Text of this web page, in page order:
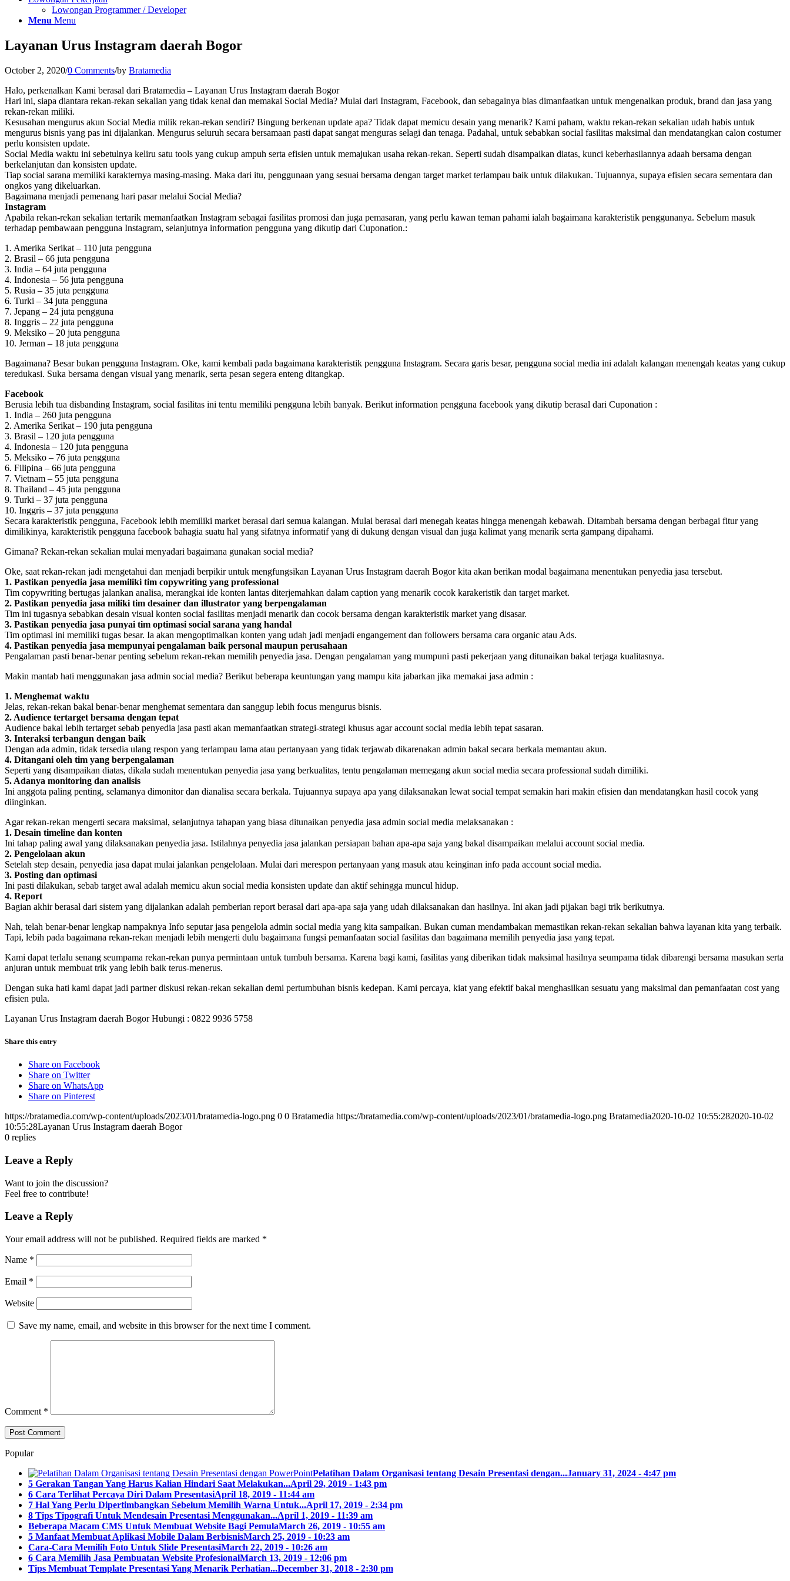
Lowongan Programmer / Developer
Menu Menu
Layanan Urus Instagram daerah Bogor
October 2, 2020/0 Comments/by Bratamedia
Halo, perkenalkan Kami berasal dari Bratamedia – Layanan Urus Instagram daerah Bogor
Hari ini, siapa diantara rekan-rekan sekalian yang tidak kenal dan memakai Social Media? Mulai dari Instagram, Facebook, dan sebagainya bias dimanfaatkan untuk mengenalkan produk, brand dan jasa yang
rekan-rekan miliki.
Kesusahan mengurus akun Social Media milik rekan-rekan sendiri? Bingung berkenan update apa? Tidak dapat memicu desain yang menarik? Kami paham, waktu rekan-rekan sekalian udah habis untuk
mengurus bisnis yang pas ini dijalankan. Mengurus seluruh secara bersamaan pasti dapat sangat menguras selagi dan tenaga. Padahal, untuk sebabkan social fasilitas maksimal dan mendatangkan calon costumer
perlu konsisten update.
Social Media waktu ini sebetulnya keliru satu tools yang cukup ampuh serta efisien untuk memajukan usaha rekan-rekan. Seperti sudah disampaikan diatas, kunci keberhasilannya adaah bersama dengan
berkelanjutan dan konsisten update.
Tiap social sarana memiliki karakternya masing-masing. Maka dari itu, penggunaan yang sesuai bersama dengan target market terlampau baik untuk dilakukan. Tujuannya, supaya efisien secara sementara dan
ongkos yang dikeluarkan.
Bagaimana menjadi pemenang hari pasar melalui Social Media?
Instagram
Apabila rekan-rekan sekalian tertarik memanfaatkan Instagram sebagai fasilitas promosi dan juga pemasaran, yang perlu kawan teman pahami ialah bagaimana karakteristik penggunanya. Sebelum masuk
terhadap pembawaan pengguna Instagram, selanjutnya information pengguna yang dikutip dari Cuponation.:
1. Amerika Serikat – 110 juta pengguna
2. Brasil – 66 juta pengguna
3. India – 64 juta pengguna
4. Indonesia – 56 juta pengguna
5. Rusia – 35 juta pengguna
6. Turki – 34 juta pengguna
7. Jepang – 24 juta pengguna
8. Inggris – 22 juta pengguna
9. Meksiko – 20 juta pengguna
10. Jerman – 18 juta pengguna
Bagaimana? Besar bukan pengguna Instagram. Oke, kami kembali pada bagaimana karakteristik pengguna Instagram. Secara garis besar, pengguna social media ini adalah kalangan menengah keatas yang cukup
teredukasi. Suka bersama dengan visual yang menarik, serta pesan segera enteng ditangkap.
Facebook
Berusia lebih tua disbanding Instagram, social fasilitas ini tentu memiliki pengguna lebih banyak. Berikut information pengguna facebook yang dikutip berasal dari Cuponation :
1. India – 260 juta pengguna
2. Amerika Serikat – 190 juta pengguna
3. Brasil – 120 juta pengguna
4. Indonesia – 120 juta pengguna
5. Meksiko – 76 juta pengguna
6. Filipina – 66 juta pengguna
7. Vietnam – 55 juta pengguna
8. Thailand – 45 juta pengguna
9. Turki – 37 juta pengguna
10. Inggris – 37 juta pengguna
Secara karakteristik pengguna, Facebook lebih memiliki market berasal dari semua kalangan. Mulai berasal dari menegah keatas hingga menengah kebawah. Ditambah bersama dengan berbagai fitur yang
dimilikinya, karakteristik pengguna facebook bahagia suatu hal yang sifatnya informatif yang di dukung dengan visual dan juga kalimat yang menarik serta gampang dipahami.
Gimana? Rekan-rekan sekalian mulai menyadari bagaimana gunakan social media?
Oke, saat rekan-rekan jadi mengetahui dan menjadi berpikir untuk mengfungsikan Layanan Urus Instagram daerah Bogor kita akan berikan modal bagaimana menentukan penyedia jasa tersebut.
1. Pastikan penyedia jasa memiliki tim copywriting yang professional
Tim copywriting bertugas jalankan analisa, merangkai ide konten lantas diterjemahkan dalam caption yang menarik cocok karakeristik dan target market.
2. Pastikan penyedia jasa miliki tim desainer dan illustrator yang berpengalaman
Tim ini tugasnya sebabkan desain visual konten social fasilitas menjadi menarik dan cocok bersama dengan karakteristik market yang disasar.
3. Pastikan penyedia jasa punyai tim optimasi social sarana yang handal
Tim optimasi ini memiliki tugas besar. Ia akan mengoptimalkan konten yang udah jadi menjadi engangement dan followers bersama cara organic atau Ads.
4. Pastikan penyedia jasa mempunyai pengalaman baik personal maupun perusahaan
Pengalaman pasti benar-benar penting sebelum rekan-rekan memilih penyedia jasa. Dengan pengalaman yang mumpuni pasti pekerjaan yang ditunaikan bakal terjaga kualitasnya.
Makin mantab hati menggunakan jasa admin social media? Berikut beberapa keuntungan yang mampu kita jabarkan jika memakai jasa admin :
1. Menghemat waktu
Jelas, rekan-rekan bakal benar-benar menghemat sementara dan sanggup lebih focus mengurus bisnis.
2. Audience tertarget bersama dengan tepat
Audience bakal lebih tertarget sebab penyedia jasa pasti akan memanfaatkan strategi-strategi khusus agar account social media lebih tepat sasaran.
3. Interaksi terbangun dengan baik
Dengan ada admin, tidak tersedia ulang respon yang terlampau lama atau pertanyaan yang tidak terjawab dikarenakan admin bakal secara berkala memantau akun.
4. Ditangani oleh tim yang berpengalaman
Seperti yang disampaikan diatas, dikala sudah menentukan penyedia jasa yang berkualitas, tentu pengalaman memegang akun social media secara professional sudah dimiliki.
5. Adanya monitoring dan analisis
Ini anggota paling penting, selamanya dimonitor dan dianalisa secara berkala. Tujuannya supaya apa yang dilaksanakan lewat social tempat semakin hari makin efisien dan mendatangkan hasil cocok yang
diinginkan.
Agar rekan-rekan mengerti secara maksimal, selanjutnya tahapan yang biasa ditunaikan penyedia jasa admin social media melaksanakan :
1. Desain timeline dan konten
Ini tahap paling awal yang dilaksanakan penyedia jasa. Istilahnya penyedia jasa jalankan persiapan bahan apa-apa saja yang bakal disampaikan melalui account social media.
2. Pengelolaan akun
Setelah step desain, penyedia jasa dapat mulai jalankan pengelolaan. Mulai dari merespon pertanyaan yang masuk atau keinginan info pada account social media.
3. Posting dan optimasi
Ini pasti dilakukan, sebab target awal adalah memicu akun social media konsisten update dan aktif sehingga muncul hidup.
4. Report
Bagian akhir berasal dari sistem yang dijalankan adalah pemberian report berasal dari apa-apa saja yang udah dilaksanakan dan hasilnya. Ini akan jadi pijakan bagi trik berikutnya.
Nah, telah benar-benar lengkap nampaknya Info seputar jasa pengelola admin social media yang kita sampaikan. Bukan cuman mendambakan memastikan rekan-rekan sekalian bahwa layanan kita yang terbaik.
Tapi, lebih pada bagaimana rekan-rekan menjadi lebih mengerti dulu bagaimana fungsi pemanfaatan social fasilitas dan bagaimana memilih penyedia jasa yang tepat.
Kami dapat terlalu senang seumpama rekan-rekan punya permintaan untuk tumbuh bersama. Karena bagi kami, fasilitas yang diberikan tidak maksimal hasilnya seumpama tidak dibarengi bersama masukan serta
anjuran untuk membuat trik yang lebih baik terus-menerus.
Dengan suka hati kami dapat jadi partner diskusi rekan-rekan sekalian demi pertumbuhan bisnis kedepan. Kami percaya, kiat yang efektif bakal menghasilkan sesuatu yang maksimal dan pemanfaatan cost yang
efisien pula.
Layanan Urus Instagram daerah Bogor Hubungi : 0822 9936 5758
Share this entry
Share on Facebook
Share on Twitter
Share on WhatsApp
Share on Pinterest
https://bratamedia.com/wp-content/uploads/2023/01/bratamedia-logo.png 0 0 Bratamedia https://bratamedia.com/wp-content/uploads/2023/01/bratamedia-logo.png Bratamedia2020-10-02 10:55:282020-10-02
10:55:28Layanan Urus Instagram daerah Bogor
0 replies
Leave a Reply
Want to join the discussion?
Feel free to contribute!
Leave a Reply
Your email address will not be published. Required fields are marked *
Name *
Email *
Website
Save my name, email, and website in this browser for the next time I comment.
Comment *
Popular
Pelatihan Dalam Organisasi tentang Desain Presentasi dengan...January 31, 2024 - 4:47 pm
5 Gerakan Tangan Yang Harus Kalian Hindari Saat Melakukan...April 29, 2019 - 1:43 pm
6 Cara Terlihat Percaya Diri Dalam PresentasiApril 18, 2019 - 11:44 am
7 Hal Yang Perlu Dipertimbangkan Sebelum Memilih Warna Untuk...April 17, 2019 - 2:34 pm
8 Tips Tipografi Untuk Mendesain Presentasi Menggunakan...April 1, 2019 - 11:39 am
Beberapa Macam CMS Untuk Membuat Website Bagi PemulaMarch 26, 2019 - 10:55 am
5 Manfaat Membuat Aplikasi Mobile Dalam BerbisnisMarch 25, 2019 - 10:23 am
Cara-Cara Memilih Foto Untuk Slide PresentasiMarch 22, 2019 - 10:26 am
6 Cara Memilih Jasa Pembuatan Website ProfesionalMarch 13, 2019 - 12:06 pm
Tips Membuat Template Presentasi Yang Menarik Perhatian...December 31, 2018 - 2:30 pm